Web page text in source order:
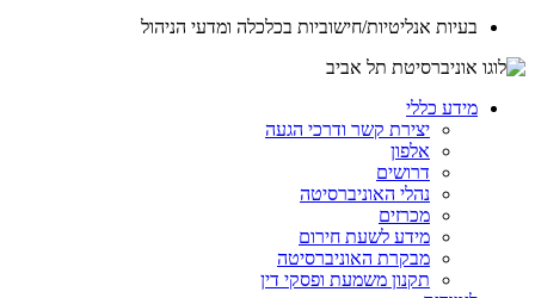
בעיות אנליטיות/חישוביות בכלכלה ומדעי הניהול
מידע כללי
יצירת קשר ודרכי הגעה
אלפון
דרושים
נהלי האוניברסיטה
מכרזים
מידע לשעת חירום
מבקרת האוניברסיטה
תקנון משמעת ופסקי דין